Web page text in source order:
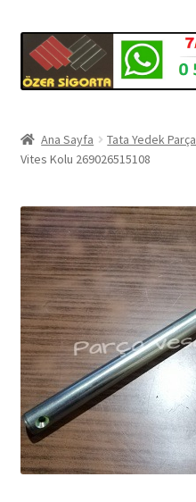
Ana Sayfa Tata Yedek Parça
Vites Kolu 269026515108